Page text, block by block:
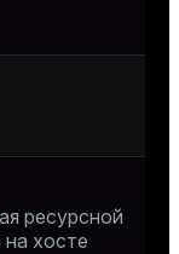
ресурсной
на хосте